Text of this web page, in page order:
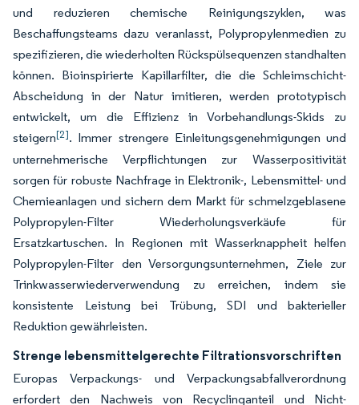
und reduzieren chemische Reinigungszyklen, was
Beschaffungsteams dazu veranlasst, Polypropylenmedien zu
spezifizieren, die wiederholten Rückspülsequenzen standhalten
können. Bioinspirierte Kapillarfilter, die die Schleimschicht-
Abscheidung in der Natur imitieren, werden prototypisch
entwickelt, um die Effizienz in Vorbehandlungs-Skids zu
steigern[2]. Immer strengere Einleitungsgenehmigungen und
unternehmerische Verpflichtungen zur Wasserpositivität
sorgen für robuste Nachfrage in Elektronik-, Lebensmittel- und
Chemieanlagen und sichern dem Markt für schmelzgeblasene
Polypropylen-Filter Wiederholungsverkäufe für
Ersatzkartuschen. In Regionen mit Wasserknappheit helfen
Polypropylen-Filter den Versorgungsunternehmen, Ziele zur
Trinkwasserwiederverwendung zu erreichen, indem sie
konsistente Leistung bei Trübung, SDI und bakterieller
Reduktion gewährleisten.
Strenge lebensmittelgerechte Filtrationsvorschriften
Europas Verpackungs- und Verpackungsabfallverordnung
erfordert den Nachweis von Recyclinganteil und Nicht-